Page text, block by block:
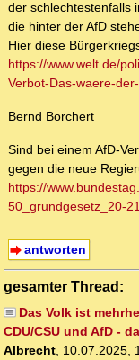
der schlechtestenfalls
die hinter der AfD
Hier diese
https://www.welt.de/
Verbot-Das-waere-
Bernd Borchert
Sind bei einem AfD-
gegen die neue
https://
50_grundgesetz_20-
antworten
gesamter Thread:
Das Volk ist
CDU/CSU und AfD -
Albrecht, 10.07.2025,